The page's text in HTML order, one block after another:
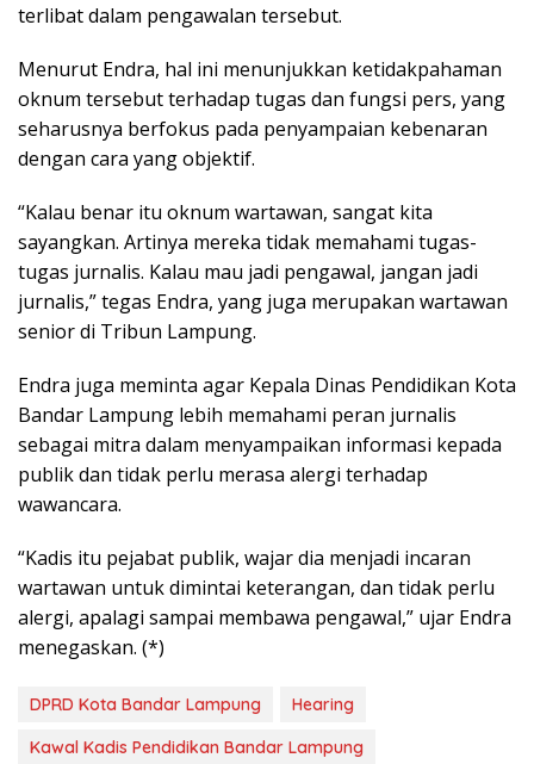
terlibat dalam pengawalan tersebut.
Menurut Endra, hal ini menunjukkan ketidakpahaman
oknum tersebut terhadap tugas dan fungsi pers, yang
seharusnya berfokus pada penyampaian kebenaran
dengan cara yang objektif.
“Kalau benar itu oknum wartawan, sangat kita
sayangkan. Artinya mereka tidak memahami tugas-
tugas jurnalis. Kalau mau jadi pengawal, jangan jadi
jurnalis,” tegas Endra, yang juga merupakan wartawan
senior di Tribun Lampung.
Endra juga meminta agar Kepala Dinas Pendidikan Kota
Bandar Lampung lebih memahami peran jurnalis
sebagai mitra dalam menyampaikan informasi kepada
publik dan tidak perlu merasa alergi terhadap
wawancara.
“Kadis itu pejabat publik, wajar dia menjadi incaran
wartawan untuk dimintai keterangan, dan tidak perlu
alergi, apalagi sampai membawa pengawal,” ujar Endra
menegaskan. (*)
DPRD Kota Bandar Lampung
Hearing
Kawal Kadis Pendidikan Bandar Lampung